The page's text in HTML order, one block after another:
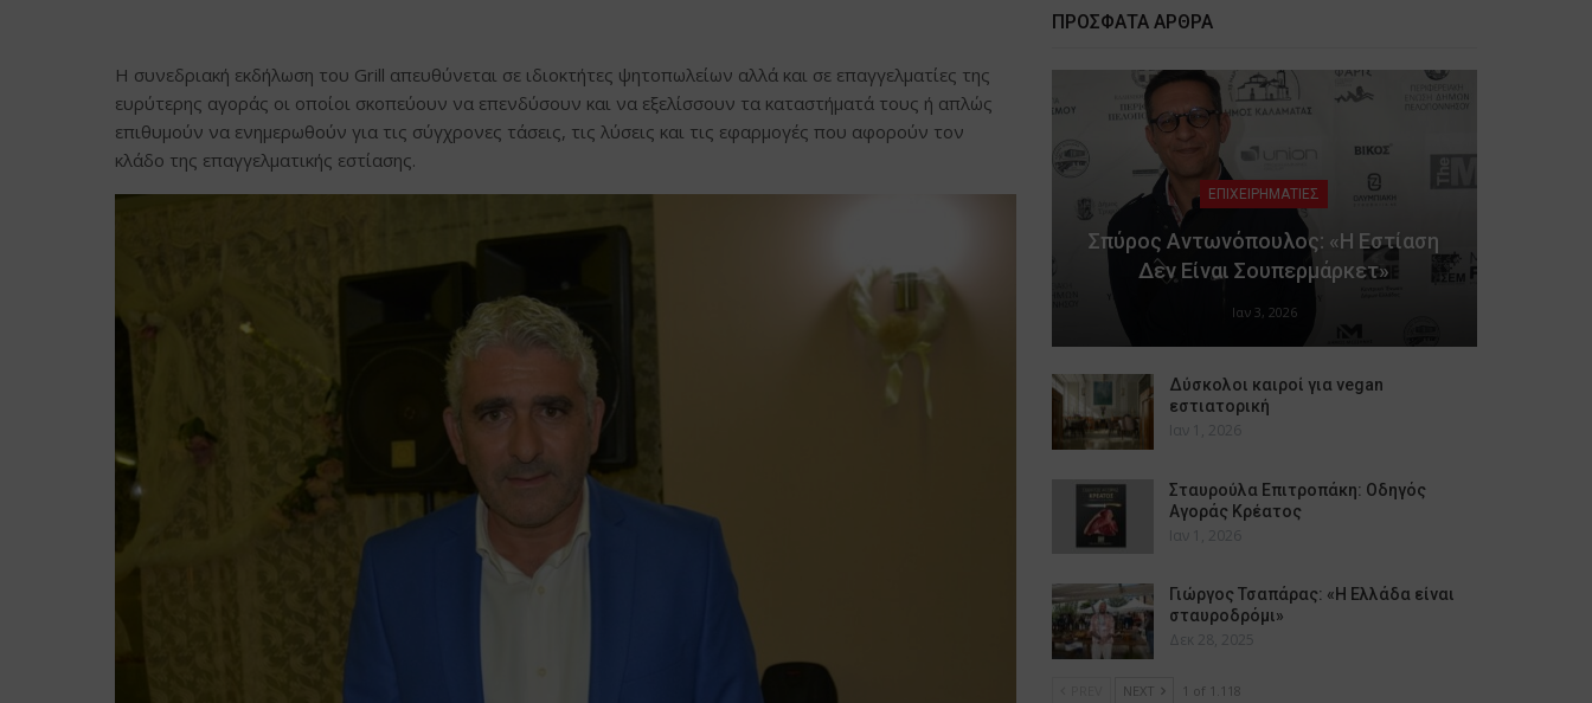
Η συνεδριακή εκδήλωση του Grill απευθύνεται σε ιδιοκτήτες ψητοπωλείων αλλά και σε επαγγελματίες της
ευρύτερης αγοράς οι οποίοι σκοπεύουν να επενδύσουν και να εξελίσσουν τα καταστήματά τους ή απλώς
επιθυμούν να ενημερωθούν για τις σύγχρονες τάσεις, τις λύσεις και τις εφαρμογές που αφορούν τον
κλάδο της επαγγελματικής εστίασης.
ΠΡΟΣΦΑΤΑ ΑΡΘΡΑ
ΕΠΙΧΕΙΡΗΜΑΤΙΕΣ
Σπύρος Αντωνόπουλος: «Η Εστίαση
Δεν Είναι Σουπερμάρκετ»
Ιαν 3, 2026
Δύσκολοι καιροί για vegan
εστιατορική
Ιαν 1, 2026
Σταυρούλα Επιτροπάκη: Οδηγός
Αγοράς Κρέατος
Ιαν 1, 2026
Γιώργος Τσαπάρας: «Η Ελλάδα είναι
σταυροδρόμι»
Δεκ 28, 2025
NEXT 1 of 1.118